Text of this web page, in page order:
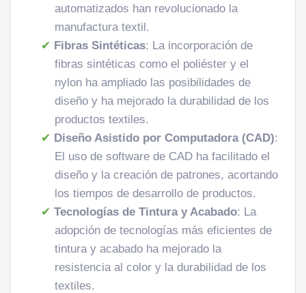
automatizados han revolucionado la
manufactura textil.
Fibras Sintéticas: La incorporación de
fibras sintéticas como el poliéster y el
nylon ha ampliado las posibilidades de
diseño y ha mejorado la durabilidad de los
productos textiles.
Diseño Asistido por Computadora (CAD):
El uso de software de CAD ha facilitado el
diseño y la creación de patrones, acortando
los tiempos de desarrollo de productos.
Tecnologías de Tintura y Acabado: La
adopción de tecnologías más eficientes de
tintura y acabado ha mejorado la
resistencia al color y la durabilidad de los
textiles.